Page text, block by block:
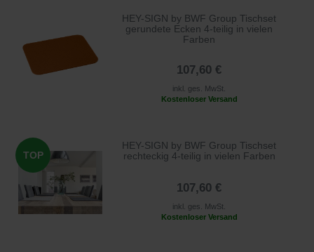
HEY-SIGN by BWF Group Tischset
gerundete Ecken 4-teilig in vielen
Farben
107,60 €
inkl. ges. MwSt.
Kostenloser Versand
TOP
HEY-SIGN by BWF Group Tischset
rechteckig 4-teilig in vielen Farben
107,60 €
inkl. ges. MwSt.
Kostenloser Versand